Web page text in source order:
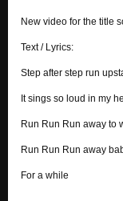
Better Days
New video for the title
Text / Lyrics:
Step after step run
It sings so loud in my
Run Run Run away to
Run Run Run away
For a while